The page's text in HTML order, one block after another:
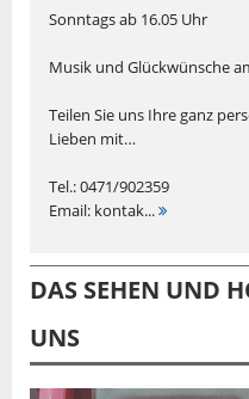
Sonntags ab 16.05 Uhr
Musik und Glückwünsche
Teilen Sie uns Ihre ganz
Lieben mit…
Tel.: 0471/902359
Email: kontak...
DAS SEHEN UND
UNS